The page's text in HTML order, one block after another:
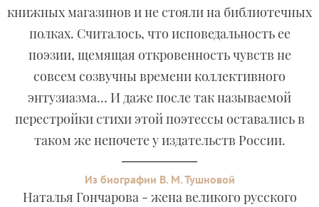
книжных магазинов и не стояли на библиотечных
полках. Считалось, что исповедальность ее
поэзии, щемящая откровенность чувств не
совсем созвучны времени коллективного
энтузиазма… И даже после так называемой
перестройки стихи этой поэтессы оставались в
таком же непочете у издательств России.
Из биографии В. М. Тушновой
Наталья Гончарова - жена великого русского